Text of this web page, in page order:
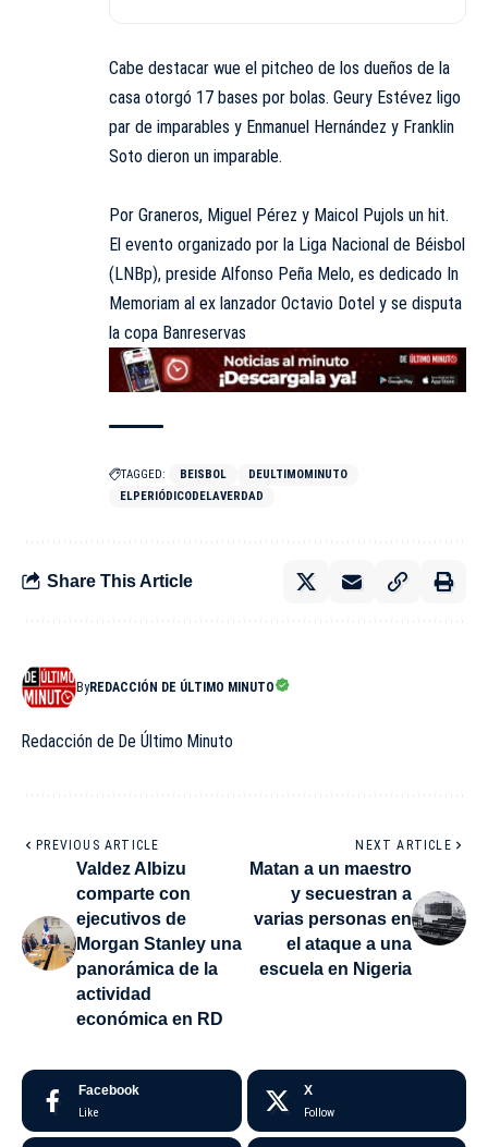
Cabe destacar wue el pitcheo de los dueños de la
casa otorgó 17 bases por bolas. Geury Estévez ligo
par de imparables y Enmanuel Hernández y Franklin
Soto dieron un imparable.
Por Graneros, Miguel Pérez y Maicol Pujols un hit.
El evento organizado por la Liga Nacional de Béisbol
(LNBp), preside Alfonso Peña Melo, es dedicado In
Memoriam al ex lanzador Octavio Dotel y se disputa
la copa Banreservas
TAGGED: BEISBOL
DEULTIMOMINUTO
ELPERIÓDICODELAVERDAD
Share This Article
ByREDACCIÓN DE ÚLTIMO MINUTO
Redacción de De Último Minuto
PREVIOUS ARTICLE
Valdez Albizu
comparte con
ejecutivos de
Morgan Stanley una
panorámica de la
actividad
económica en RD
NEXT ARTICLE
Matan a un maestro
y secuestran a
varias personas en
el ataque a una
escuela en Nigeria
Facebook
Like
X
Follow